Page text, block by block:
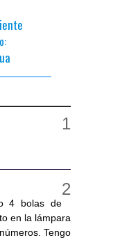
4 bolas de
en la lámpara
Tengo